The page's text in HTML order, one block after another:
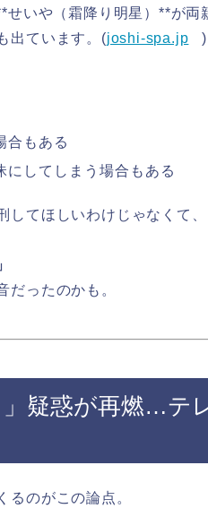
いや（霜降り明星）**が両
出ています。(joshi-spa.jp )
合もある
にしてしまう場合もある
してほしいわけじゃなくて、
ったのかも。
」疑惑が再燃…テ
るのがこの論点。